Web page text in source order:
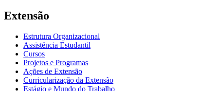
Extensão
Estrutura Organizacional
Assistência Estudantil
Cursos
Projetos e Programas
Ações de Extensão
Curricularização da Extensão
Estágio e Mundo do Trabalho